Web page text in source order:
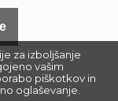
za izboljšanje
vašim
piškotkov in
oglaševanje.